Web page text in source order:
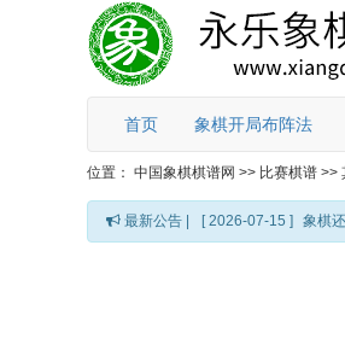
首页 象棋开局布阵法
位置： 中国象棋棋谱网 >> 比赛棋谱 >>
最新公告 | [ 2026-07-15 ] 象棋